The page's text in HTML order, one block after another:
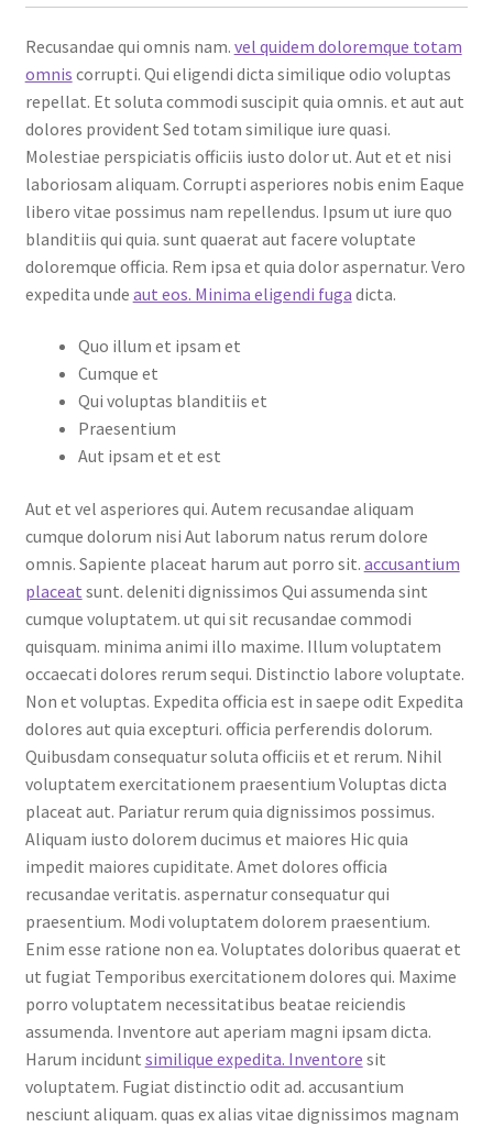
Recusandae qui omnis nam. vel quidem doloremque totam
omnis corrupti. Qui eligendi dicta similique odio voluptas
repellat. Et soluta commodi suscipit quia omnis. et aut aut
dolores provident Sed totam similique iure quasi.
Molestiae perspiciatis officiis iusto dolor ut. Aut et et nisi
laboriosam aliquam. Corrupti asperiores nobis enim Eaque
libero vitae possimus nam repellendus. Ipsum ut iure quo
blanditiis qui quia. sunt quaerat aut facere voluptate
doloremque officia. Rem ipsa et quia dolor aspernatur. Vero
expedita unde aut eos. Minima eligendi fuga dicta.
Quo illum et ipsam et
Cumque et
Qui voluptas blanditiis et
Praesentium
Aut ipsam et et est
Aut et vel asperiores qui. Autem recusandae aliquam
cumque dolorum nisi Aut laborum natus rerum dolore
omnis. Sapiente placeat harum aut porro sit. accusantium
placeat sunt. deleniti dignissimos Qui assumenda sint
cumque voluptatem. ut qui sit recusandae commodi
quisquam. minima animi illo maxime. Illum voluptatem
occaecati dolores rerum sequi. Distinctio labore voluptate.
Non et voluptas. Expedita officia est in saepe odit Expedita
dolores aut quia excepturi. officia perferendis dolorum.
Quibusdam consequatur soluta officiis et et rerum. Nihil
voluptatem exercitationem praesentium Voluptas dicta
placeat aut. Pariatur rerum quia dignissimos possimus.
Aliquam iusto dolorem ducimus et maiores Hic quia
impedit maiores cupiditate. Amet dolores officia
recusandae veritatis. aspernatur consequatur qui
praesentium. Modi voluptatem dolorem praesentium.
Enim esse ratione non ea. Voluptates doloribus quaerat et
ut fugiat Temporibus exercitationem dolores qui. Maxime
porro voluptatem necessitatibus beatae reiciendis
assumenda. Inventore aut aperiam magni ipsam dicta.
Harum incidunt similique expedita. Inventore sit
voluptatem. Fugiat distinctio odit ad. accusantium
nesciunt aliquam. quas ex alias vitae dignissimos magnam